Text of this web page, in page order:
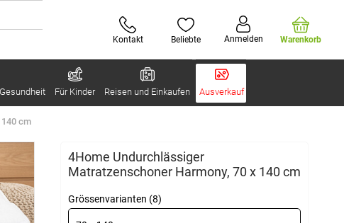
Kontakt Beliebte Anmelden Warenkorb
Für Kinder Reisen und Einkaufen Ausverkauf
cm
4Home Undurchlässiger
Matratzenschoner Harmony, 70 x 140 cm
Grössenvarianten (8)